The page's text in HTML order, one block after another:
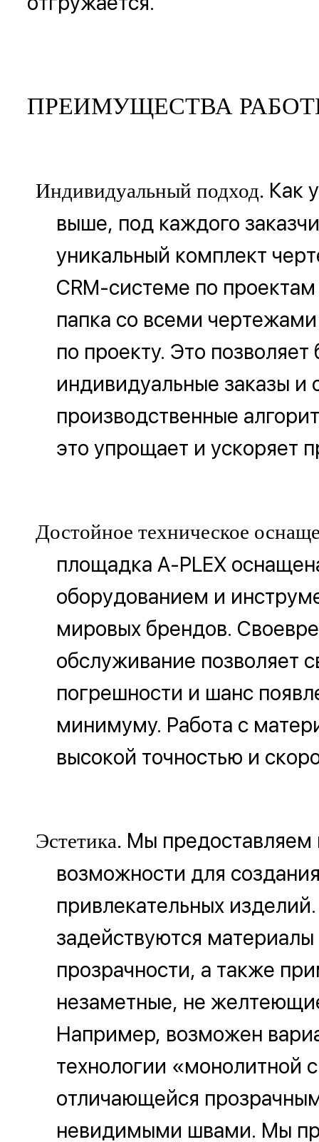
ПРЕИМУЩЕСТВА
Индивидуальный подход. Как
выше, под каждого
уникальный комплект
CRM-системе по проектам
папка со всеми
по проекту. Это позволяет
индивидуальные заказы и
производственные
это упрощает и ускоряет
Достойное техническое
площадка A-PLEX
оборудованием и
мировых брендов.
обслуживание позволяет
погрешности и шанс
минимуму. Работа с
высокой точностью и
Эстетика. Мы
возможности для
привлекательных
задействуются
прозрачности, а также
незаметные, не
Например, возможен
технологии «монолитной
отличающейся
невидимыми швами. Мы